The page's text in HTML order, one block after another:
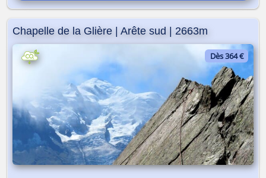
On y va ? 🎒
Chapelle de la Glière | Arête sud | 2663m
Dès 364 €